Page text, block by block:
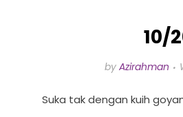
10/
by Azirahman
Suka tak dengan kuih